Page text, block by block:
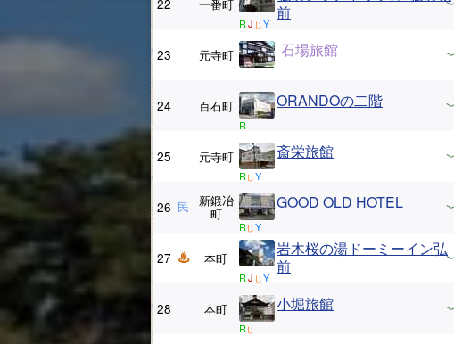
22 一番町
前
RJ じ Y
23 元寺町 石場旅館
24 百石町 ORANDOの二階
R
25 元寺町 斎栄旅館
R じ Y
26 民 新鍛冶
町
GOOD OLD HOTEL
R じ Y
27 本町
岩木桜の湯ドーミーイン弘
前
RJ じ Y
28 本町 小堀旅館
R じ